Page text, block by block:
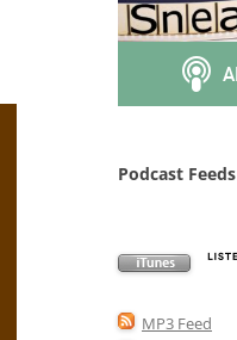
Podcast Feeds
MP3 Feed